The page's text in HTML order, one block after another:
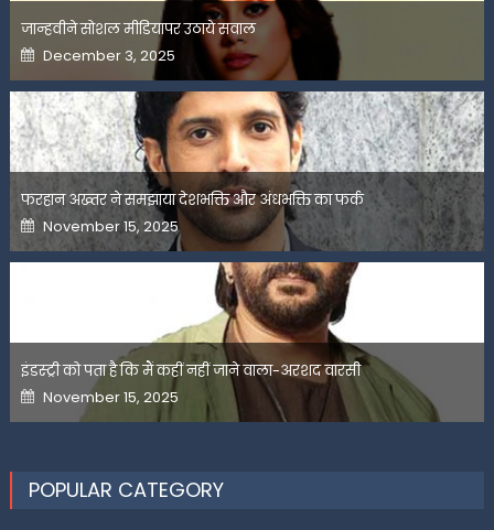
जान्हवीने सोशल मीडियापर उठाये सवाल
Posted
on
December 3, 2025
फरहान अख्तर ने समझाया देशभक्ति और अंधभक्ति का फर्क
Posted
on
November 15, 2025
इंडस्ट्री को पता है कि मैं कहीं नहीं जाने वाला-अरशद वारसी
Posted
on
November 15, 2025
POPULAR CATEGORY